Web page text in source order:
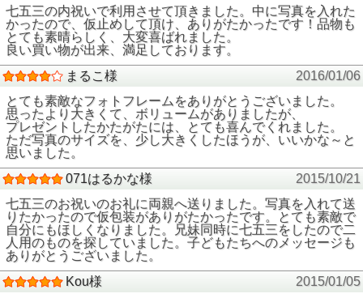
七五三の内祝いで利用させて頂きました。中に写真を入れた
かったので、仮止めして頂け、ありがたかったです！品物も
とても素晴らしく、大変喜ばれました。
良い買い物が出来、満足しております。
まるこ様
2016/01/06
とても素敵なフォトフレームをありがとうございました。
思ったより大きくて、ボリュームがありましたが、
プレゼントしたかたがたには、とても喜んでくれました。
ただ写真のサイズを、少し大きくしたほうが、いいかな～と
思いました。
071はるかな様
2015/10/21
七五三のお祝いのお礼に両親へ送りました。写真を入れて送
りたかったので仮包装がありがたかったです。とても素敵で
自分にもほしくなりました。兄妹同時に七五三をしたので二
人用のものを探していました。子どもたちへのメッセージも
ありがとうございました。
Kou様
2015/01/05